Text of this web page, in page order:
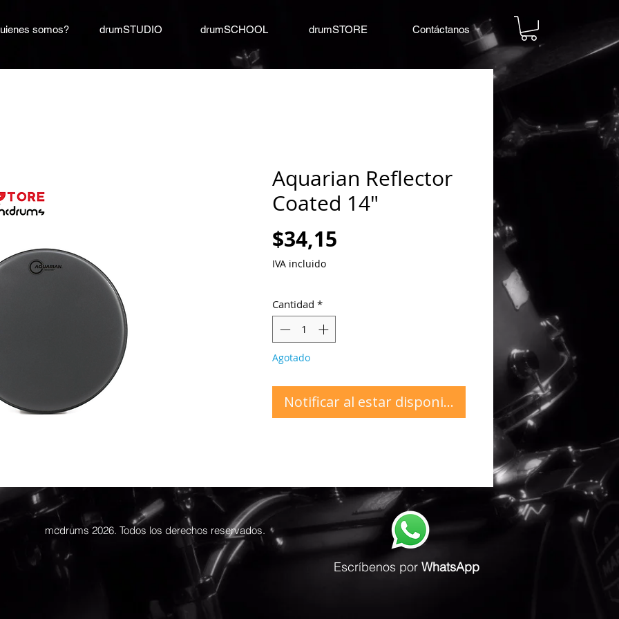
somos? drumSTUDIO drumSCHOOL drumSTORE Contáctanos
Aquarian Reflector
Coated 14"
$34,15
IVA incluido
Cantidad *
Agotado
Notificar al estar disponible
mcdrums 2026. Todos los derechos reservados.
Escríbenos por WhatsApp